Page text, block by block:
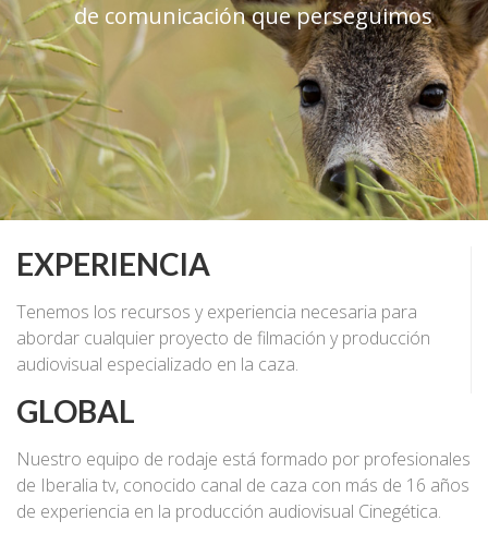
de comunicación que perseguimos
EXPERIENCIA
Tenemos los recursos y experiencia necesaria para
abordar cualquier proyecto de filmación y producción
audiovisual especializado en la caza.
GLOBAL
Nuestro equipo de rodaje está formado por profesionales
de Iberalia tv, conocido canal de caza con más de 16 años
de experiencia en la producción audiovisual Cinegética.